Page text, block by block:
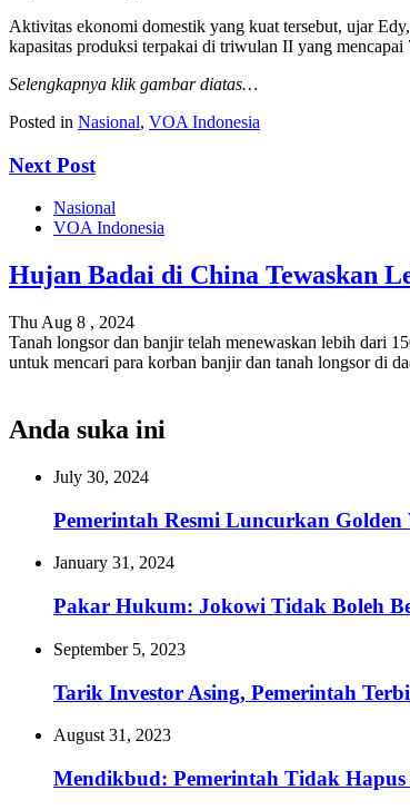
Aktivitas ekonomi domestik yang kuat tersebut, ujar
kapasitas produksi terpakai di triwulan II yang mencapai
Selengkapnya klik gambar diatas…
Posted in Nasional, VOA Indonesia
Next Post
Nasional
VOA Indonesia
Hujan Badai di China Tewaskan
Thu Aug 8 , 2024
Tanah longsor dan banjir telah menewaskan lebih dari
untuk mencari para korban banjir dan tanah longsor di
Anda suka ini
July 30, 2024
Pemerintah Resmi Luncurkan Golden
January 31, 2024
Pakar Hukum: Jokowi Tidak Boleh
September 5, 2023
Tarik Investor Asing, Pemerintah
August 31, 2023
Mendikbud: Pemerintah Tidak